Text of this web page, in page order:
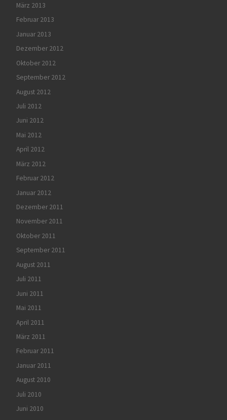
März 2013
Februar 2013
Januar 2013
Dezember 2012
Oktober 2012
September 2012
August 2012
Juli 2012
Juni 2012
Mai 2012
April 2012
März 2012
Februar 2012
Januar 2012
Dezember 2011
November 2011
Oktober 2011
September 2011
August 2011
Juli 2011
Juni 2011
Mai 2011
April 2011
März 2011
Februar 2011
Januar 2011
August 2010
Juli 2010
Juni 2010